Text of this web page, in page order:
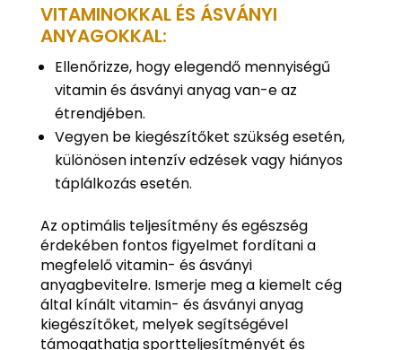
VITAMINOKKAL ÉS ÁSVÁNYI
ANYAGOKKAL:
Ellenőrizze, hogy elegendő mennyiségű
vitamin és ásványi anyag van-e az
étrendjében.
Vegyen be kiegészítőket szükség esetén,
különösen intenzív edzések vagy hiányos
táplálkozás esetén.
Az optimális teljesítmény és egészség
érdekében fontos figyelmet fordítani a
megfelelő vitamin- és ásványi
anyagbevitelre. Ismerje meg a kiemelt cég
által kínált vitamin- és ásványi anyag
kiegészítőket, melyek segítségével
támogathatja sportteljesítményét és